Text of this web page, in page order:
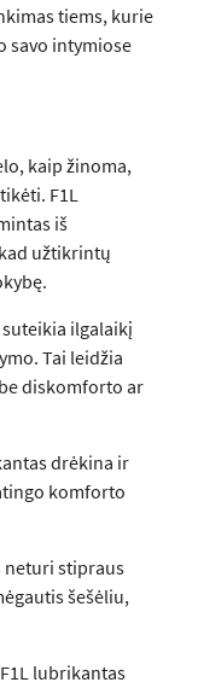
tiems, kurie
savo intymiose
kaip žinoma,
F1L
iš
užtikrintų
ilgalaikį
Tai leidžia
diskomforto ar
drėkina ir
komforto
stipraus
šešėliu,
lubrikantas